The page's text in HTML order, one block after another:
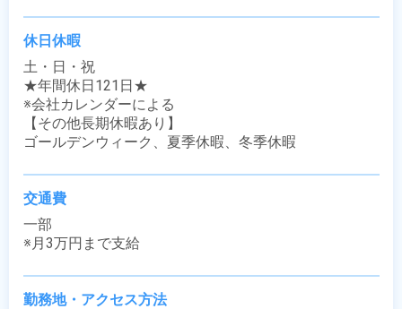
休日休暇
土・日・祝
★年間休日121日★
※会社カレンダーによる
【その他長期休暇あり】
ゴールデンウィーク、夏季休暇、冬季休暇
交通費
一部
※月3万円まで支給
勤務地・アクセス方法